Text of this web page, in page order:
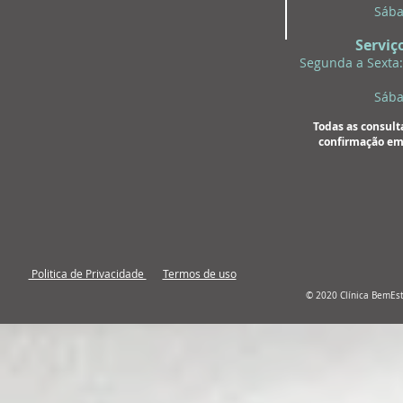
Segunda a
Todas as
confirmação
Politica de Privacidade Termos de uso
© 2020 Clínica